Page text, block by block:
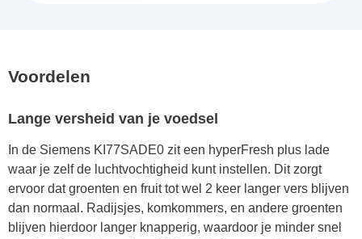
Voordelen
Lange versheid van je voedsel
In de Siemens KI77SADE0 zit een hyperFresh plus lade
waar je zelf de luchtvochtigheid kunt instellen. Dit zorgt
ervoor dat groenten en fruit tot wel 2 keer langer vers blijven
dan normaal. Radijsjes, komkommers, en andere groenten
blijven hierdoor langer knapperig, waardoor je minder snel